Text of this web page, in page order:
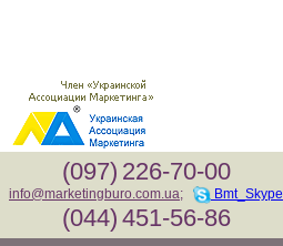
(097) 226-70-00
info@marketingburo.com.ua; Bmt_Skype
(044) 451-56-86